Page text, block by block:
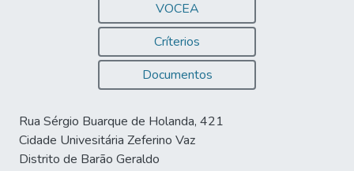
VOCEA
Críterios
Documentos
Rua Sérgio Buarque de Holanda, 421
Cidade Univesitária Zeferino Vaz
Distrito de Barão Geraldo